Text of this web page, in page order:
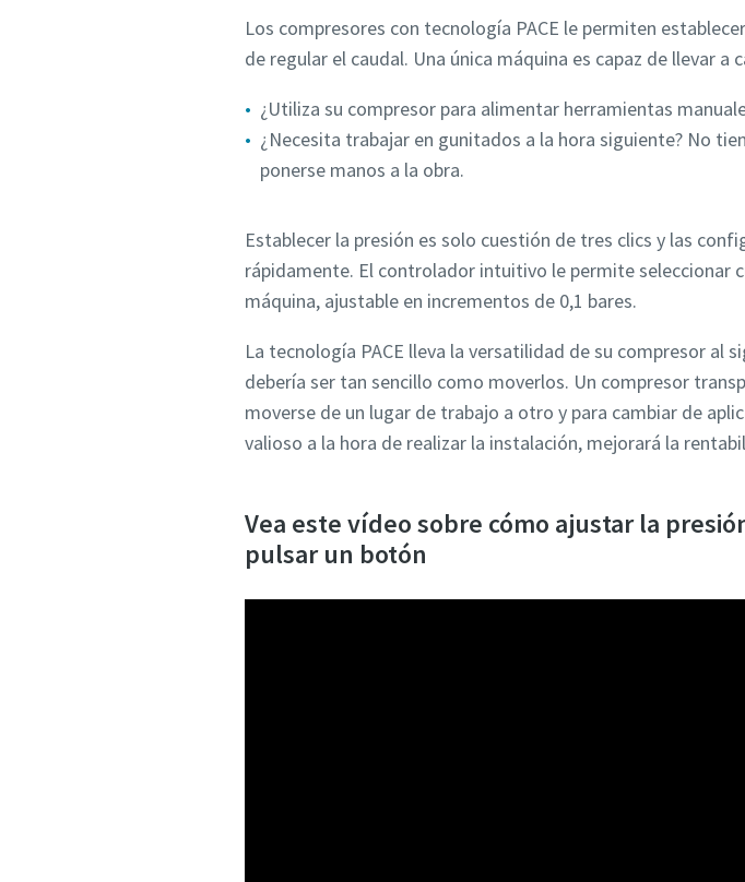
Los compresores con tecnología PACE le permiten
de regular el caudal. Una única máquina es capaz de llevar
¿Utiliza su compresor para alimentar herramientas
¿Necesita trabajar en gunitados a la hora siguiente? No
ponerse manos a la obra.
Establecer la presión es solo cuestión de tres clics y las
rápidamente. El controlador intuitivo le permite seleccionar
máquina, ajustable en incrementos de 0,1 bares.
La tecnología PACE lleva la versatilidad de su compresor al
debería ser tan sencillo como moverlos. Un compresor
moverse de un lugar de trabajo a otro y para cambiar de
valioso a la hora de realizar la instalación, mejorará la
Vea este vídeo sobre cómo ajustar la
pulsar un botón
Información adicional
Empresa
Código postal
Solicitar
Cualquier pregunta o solicitud